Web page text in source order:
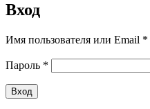
Вход
Имя пользователя или Email *
Пароль *